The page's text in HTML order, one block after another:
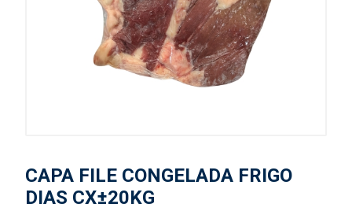
CAPA FILE CONGELADA FRIGO
DIAS CX±20KG